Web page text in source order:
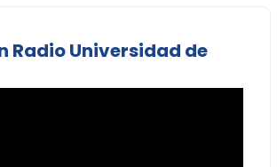
Radio Universidad de